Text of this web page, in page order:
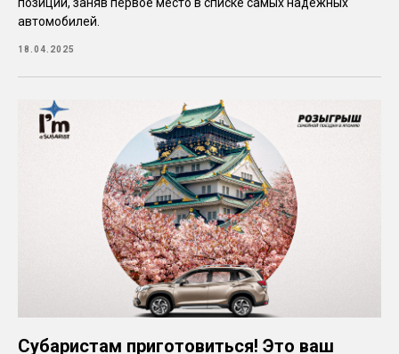
автомобилей.
18.04.2025
Субаристам приготовиться! Это ваш